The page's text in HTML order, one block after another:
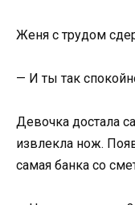
Женя с трудом
— И ты так
Девочка достала
извлекла нож.
самая банка со